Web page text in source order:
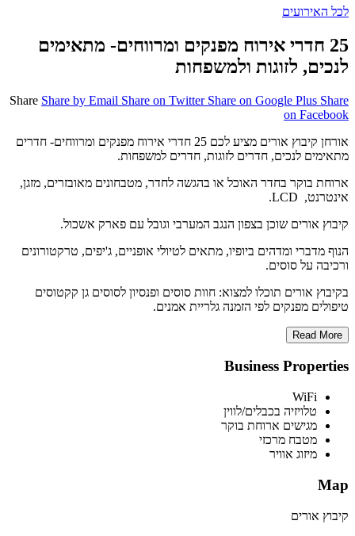
לכל האירועים
25 חדרי אירוח מפנקים ומרווחים- מתאימים
לנכים, לזוגות ולמשפחות
Share Share by Email Share on Twitter Share on Google Plus Share
on Facebook
אורחן קיבוץ אורים מציע לכם 25 חדרי אירוח מפנקים ומרווחים- חדרים
מתאימים לנכים, חדרים לזוגות, חדרים למשפחות.
ארוחת בוקר בחדר האוכל או בהגשה לחדר, מטבחונים מאובזרים, מזגן,
אינטרנט, LCD.
קיבוץ אורים שוכן בצפון הנגב המערבי וגובל עם פארק אשכול.
הנוף מדברי ומדהים ביופיו, מתאים לטיולי אופניים, ג'יפים, טרקטורונים
ורכיבה על סוסים.
בקיבוץ אורים תוכלו למצוא: חוות סוסים ופנסיון לסוסים גן קקטוסים
טיפולים מפנקים לפי הזמנה גלריית אמנים.
Read More
Business Properties
WiFi
טלויזיה בכבלים/לווין
מגישים ארוחת בוקר
מטבח מרכזי
מיזוג אוויר
Map
קיבוץ אורים